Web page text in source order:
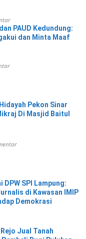
PAUD Kedundung:
dan Minta Maaf
Pekon Sinar
Di Masjid Baitul
DPW SPI Lampung:
di Kawasan IMIP
Demokrasi
Jual Tanah